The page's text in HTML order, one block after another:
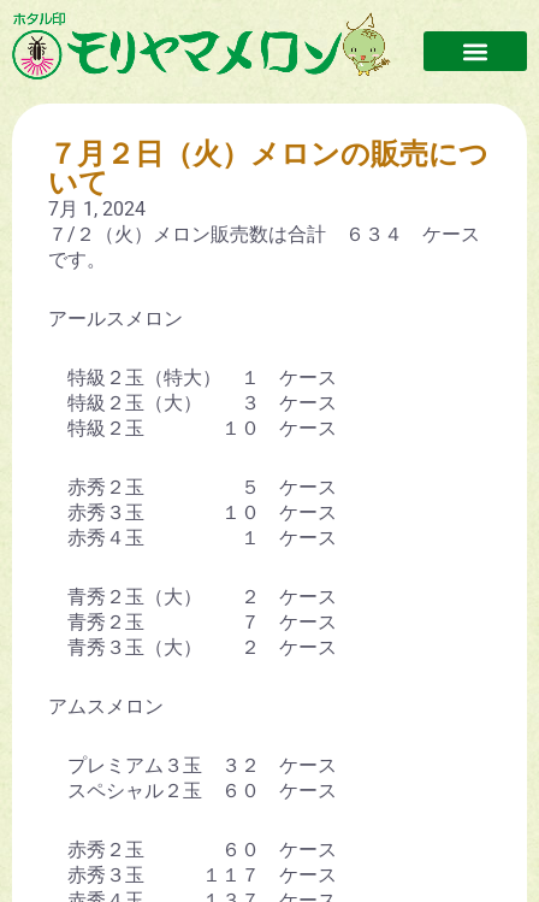
７月２日（火）メロンの販売につ
いて
7月 1, 2024
７/２（火）メロン販売数は合計 ６３４ ケース
です。
アールスメロン
特級２玉（特大） １ ケース
特級２玉（大） ３ ケース
特級２玉 １０ ケース
赤秀２玉 ５ ケース
赤秀３玉 １０ ケース
赤秀４玉 １ ケース
青秀２玉（大） ２ ケース
青秀２玉 ７ ケース
青秀３玉（大） ２ ケース
アムスメロン
プレミアム３玉 ３２ ケース
スペシャル２玉 ６０ ケース
赤秀２玉 ６０ ケース
赤秀３玉 １１７ ケース